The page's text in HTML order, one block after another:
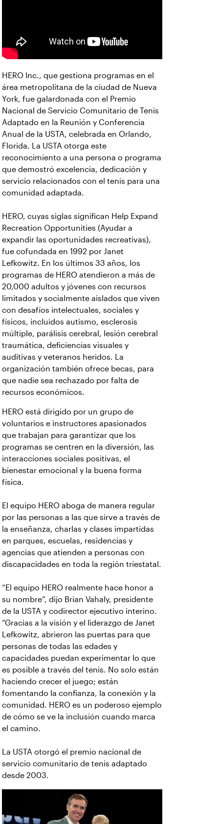
HERO Inc., que gestiona programas en el
área metropolitana de la ciudad de Nueva
York, fue galardonada con el Premio
Nacional de Servicio Comunitario de Tenis
Adaptado en la Reunión y Conferencia
Anual de la USTA, celebrada en Orlando,
Florida. La USTA otorga este
reconocimiento a una persona o programa
que demostró excelencia, dedicación y
servicio relacionados con el tenis para una
comunidad adaptada.
HERO, cuyas siglas significan Help Expand
Recreation Opportunities (Ayudar a
expandir las oportunidades recreativas),
fue cofundada en 1992 por Janet
Lefkowitz. En los últimos 33 años, los
programas de HERO atendieron a más de
20,000 adultos y jóvenes con recursos
limitados y socialmente aislados que viven
con desafíos intelectuales, sociales y
físicos, incluidos autismo, esclerosis
múltiple, parálisis cerebral, lesión cerebral
traumática, deficiencias visuales y
auditivas y veteranos heridos. La
organización también ofrece becas, para
que nadie sea rechazado por falta de
recursos económicos.
HERO está dirigido por un grupo de
voluntarios e instructores apasionados
que trabajan para garantizar que los
programas se centren en la diversión, las
interacciones sociales positivas, el
bienestar emocional y la buena forma
física.
El equipo HERO aboga de manera regular
por las personas a las que sirve a través de
la enseñanza, charlas y clases impartidas
en parques, escuelas, residencias y
agencias que atienden a personas con
discapacidades en toda la región triestatal.
“El equipo HERO realmente hace honor a
su nombre”, dijo Brian Vahaly, presidente
de la USTA y codirector ejecutivo interino.
“Gracias a la visión y el liderazgo de Janet
Lefkowitz, abrieron las puertas para que
personas de todas las edades y
capacidades puedan experimentar lo que
es posible a través del tenis. No solo están
haciendo crecer el juego; están
fomentando la confianza, la conexión y la
comunidad. HERO es un poderoso ejemplo
de cómo se ve la inclusión cuando marca
el camino.
La USTA otorgó el premio nacional de
servicio comunitario de tenis adaptado
desde 2003.